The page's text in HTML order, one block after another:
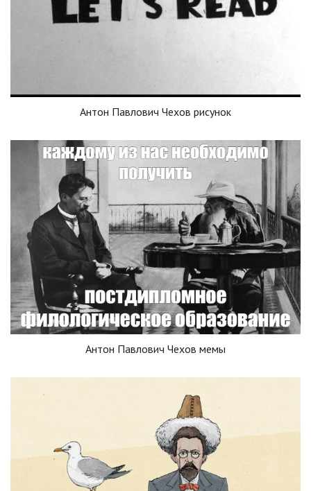
Антон Павлович Чехов рисунок
Антон Павлович Чехов мемы